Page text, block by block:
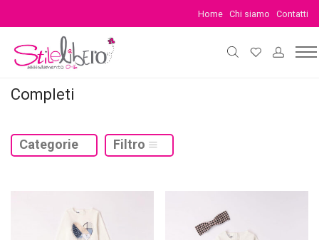
Home Chi siamo Contatti
Completi
Categorie Filtro